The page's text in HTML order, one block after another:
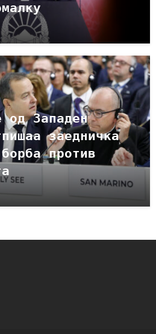
од Западен
заедничка
против